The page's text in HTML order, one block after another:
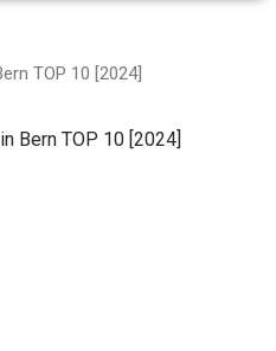
TOP 10 [2024]